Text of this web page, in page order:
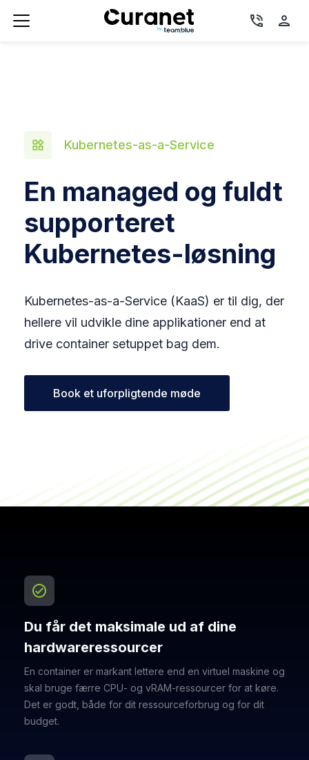
phone_in_talk person
widgets Kubernetes-as-a-Service
En managed og fuldt
supporteret
Kubernetes-løsning
Kubernetes-as-a-Service (KaaS) er til dig, der
hellere vil udvikle dine applikationer end at
drive container setuppet bag dem.
Book et uforpligtende møde
check_circle
Du får det maksimale ud af dine
hardwareressourcer
En container er markant lettere end en virtuel maskine og
skal bruge færre CPU- og vRAM-ressourcer for at køre.
Det er godt, både for dit ressourceforbrug og for dit
budget.